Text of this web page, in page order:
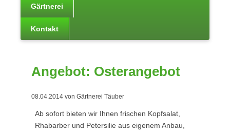
Gärtnerei
Kontakt
Angebot: Osterangebot
08.04.2014 von Gärtnerei Täuber
Ab sofort bieten wir Ihnen frischen Kopfsalat,
Rhabarber und Petersilie aus eigenem Anbau,